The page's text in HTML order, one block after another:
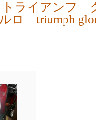
トライアンフ
ロ triumph